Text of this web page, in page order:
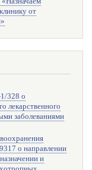
от
328 о
лекарственного
заболеваниями
о направлении
и